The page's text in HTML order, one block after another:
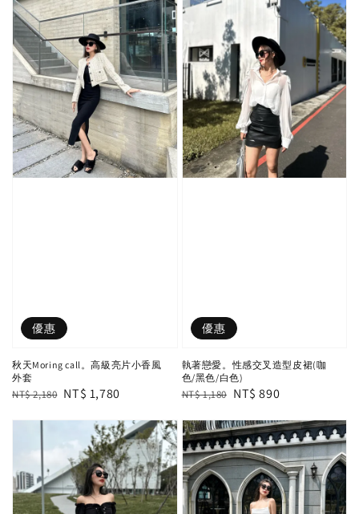
優惠
秋天Moring call。高級亮片小香風
外套
Regular
NT$ 2,180 Sale
NT$ 1,780
優惠
執著戀愛。性感交叉造型皮裙(咖
色/黑色/白色)
Regular
NT$ 1,180 Sale
NT$ 890